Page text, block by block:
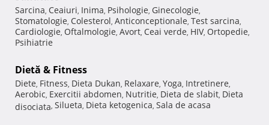
Sarcina, Ceaiuri, Inima, Psihologie, Ginecologie,
Stomatologie, Colesterol, Anticonceptionale, Test sarcina,
Cardiologie, Oftalmologie, Avort, Ceai verde, HIV, Ortopedie,
Psihiatrie
Dietă & Fitness
Diete, Fitness, Dieta Dukan, Relaxare, Yoga, Intretinere,
Aerobic, Exercitii abdomen, Nutritie, Dieta de slabit, Dieta
disociata, Silueta, Dieta ketogenica, Sala de acasa